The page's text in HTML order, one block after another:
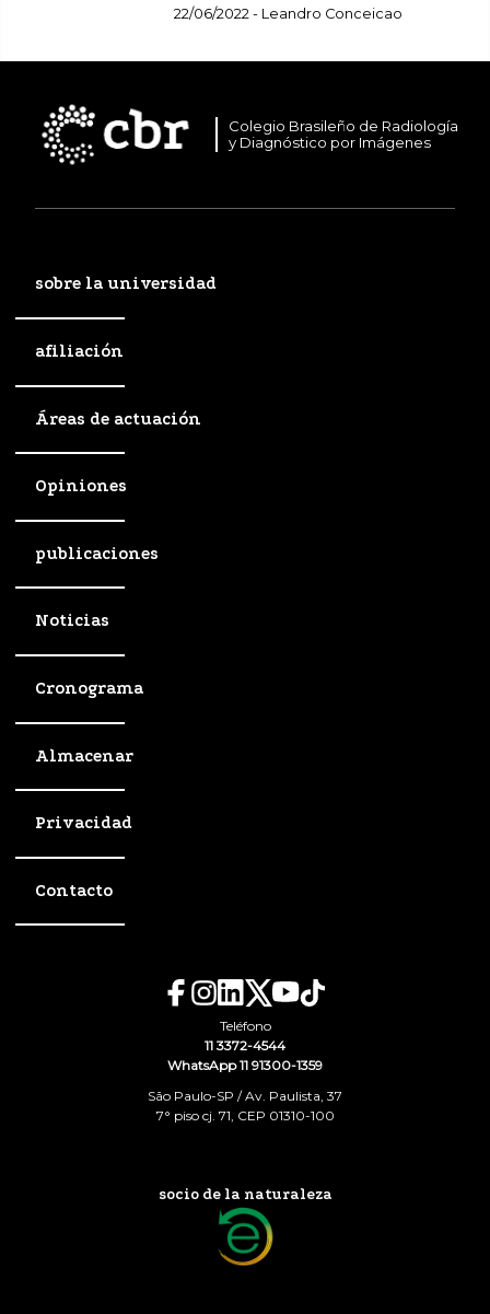
22/06/2022 - Leandro Conceicao
Colegio Brasileño de Radiología
y Diagnóstico por Imágenes
sobre la universidad
afiliación
Áreas de actuación
Opiniones
publicaciones
Noticias
Cronograma
Almacenar
Privacidad
Contacto
Teléfono
11 3372-4544
WhatsApp 11 91300-1359
São Paulo-SP / Av. Paulista, 37
7° piso cj. 71, CEP 01310-100
socio de la naturaleza